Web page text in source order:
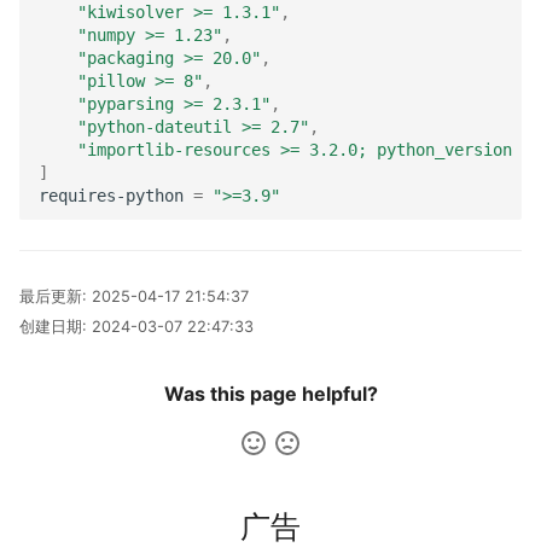
"kiwisolver >= 1.3.1" ,
"numpy >= 1.23" ,
"packaging >= 20.0" ,
"pillow >= 8" ,
"pyparsing >= 2.3.1" ,
"python-dateutil >= 2.7" ,
"importlib-resources >= 3.2.0; python_version
]
requires-python = ">=3.9"
最后更新: 2025-04-17 21:54:37
创建日期: 2024-03-07 22:47:33
Was this page helpful?
广告